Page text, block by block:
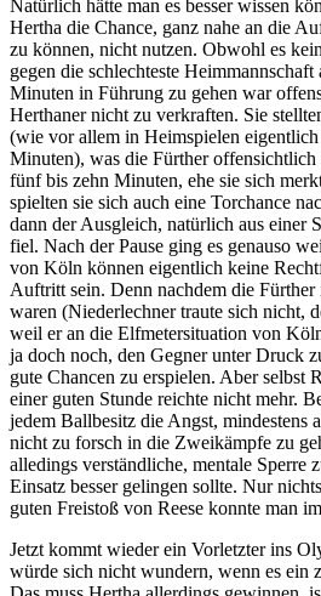
Natürlich hätte man es besser wissen
Hertha die Chance, ganz nahe an die
zu können, nicht nutzen. Obwohl es
gegen die schlechteste
Minuten in Führung zu gehen war
Herthaner nicht zu verkraften. Sie
(wie vor allem in Heimspielen
Minuten), was die Fürther
fünf bis zehn Minuten, ehe sie sich
spielten sie sich auch eine Torchance
dann der Ausgleich, natürlich aus einer
fiel. Nach der Pause ging es genauso
von Köln können eigentlich keine
Auftritt sein. Denn nachdem die Fürther
waren (Niederlechner traute sich nicht,
weil er an die Elfmetersituation von
ja doch noch, den Gegner unter Druck
gute Chancen zu erspielen. Aber selbst
einer guten Stunde reichte nicht mehr.
jedem Ballbesitz die Angst, mindestens
nicht zu forsch in die Zweikämpfe zu
alledings verständliche, mentale Sperre
Einsatz besser gelingen sollte. Nur
guten Freistoß von Reese konnte man
Jetzt kommt wieder ein Vorletzter ins
würde sich nicht wundern, wenn es ein